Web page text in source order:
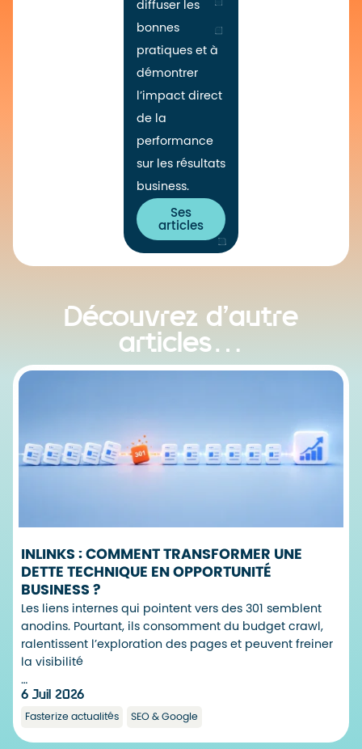
diffuser les
bonnes
pratiques et à
démontrer
l’impact direct
de la
performance
sur les résultats
business.
Ses
articles
Découvrez d’autre
articles…
INLINKS : COMMENT TRANSFORMER UNE
DETTE TECHNIQUE EN OPPORTUNITÉ
BUSINESS ?
Les liens internes qui pointent vers des 301 semblent
anodins. Pourtant, ils consomment du budget crawl,
ralentissent l’exploration des pages et peuvent freiner
la visibilité
…
6 Juil 2026
Fasterize actualités SEO & Google